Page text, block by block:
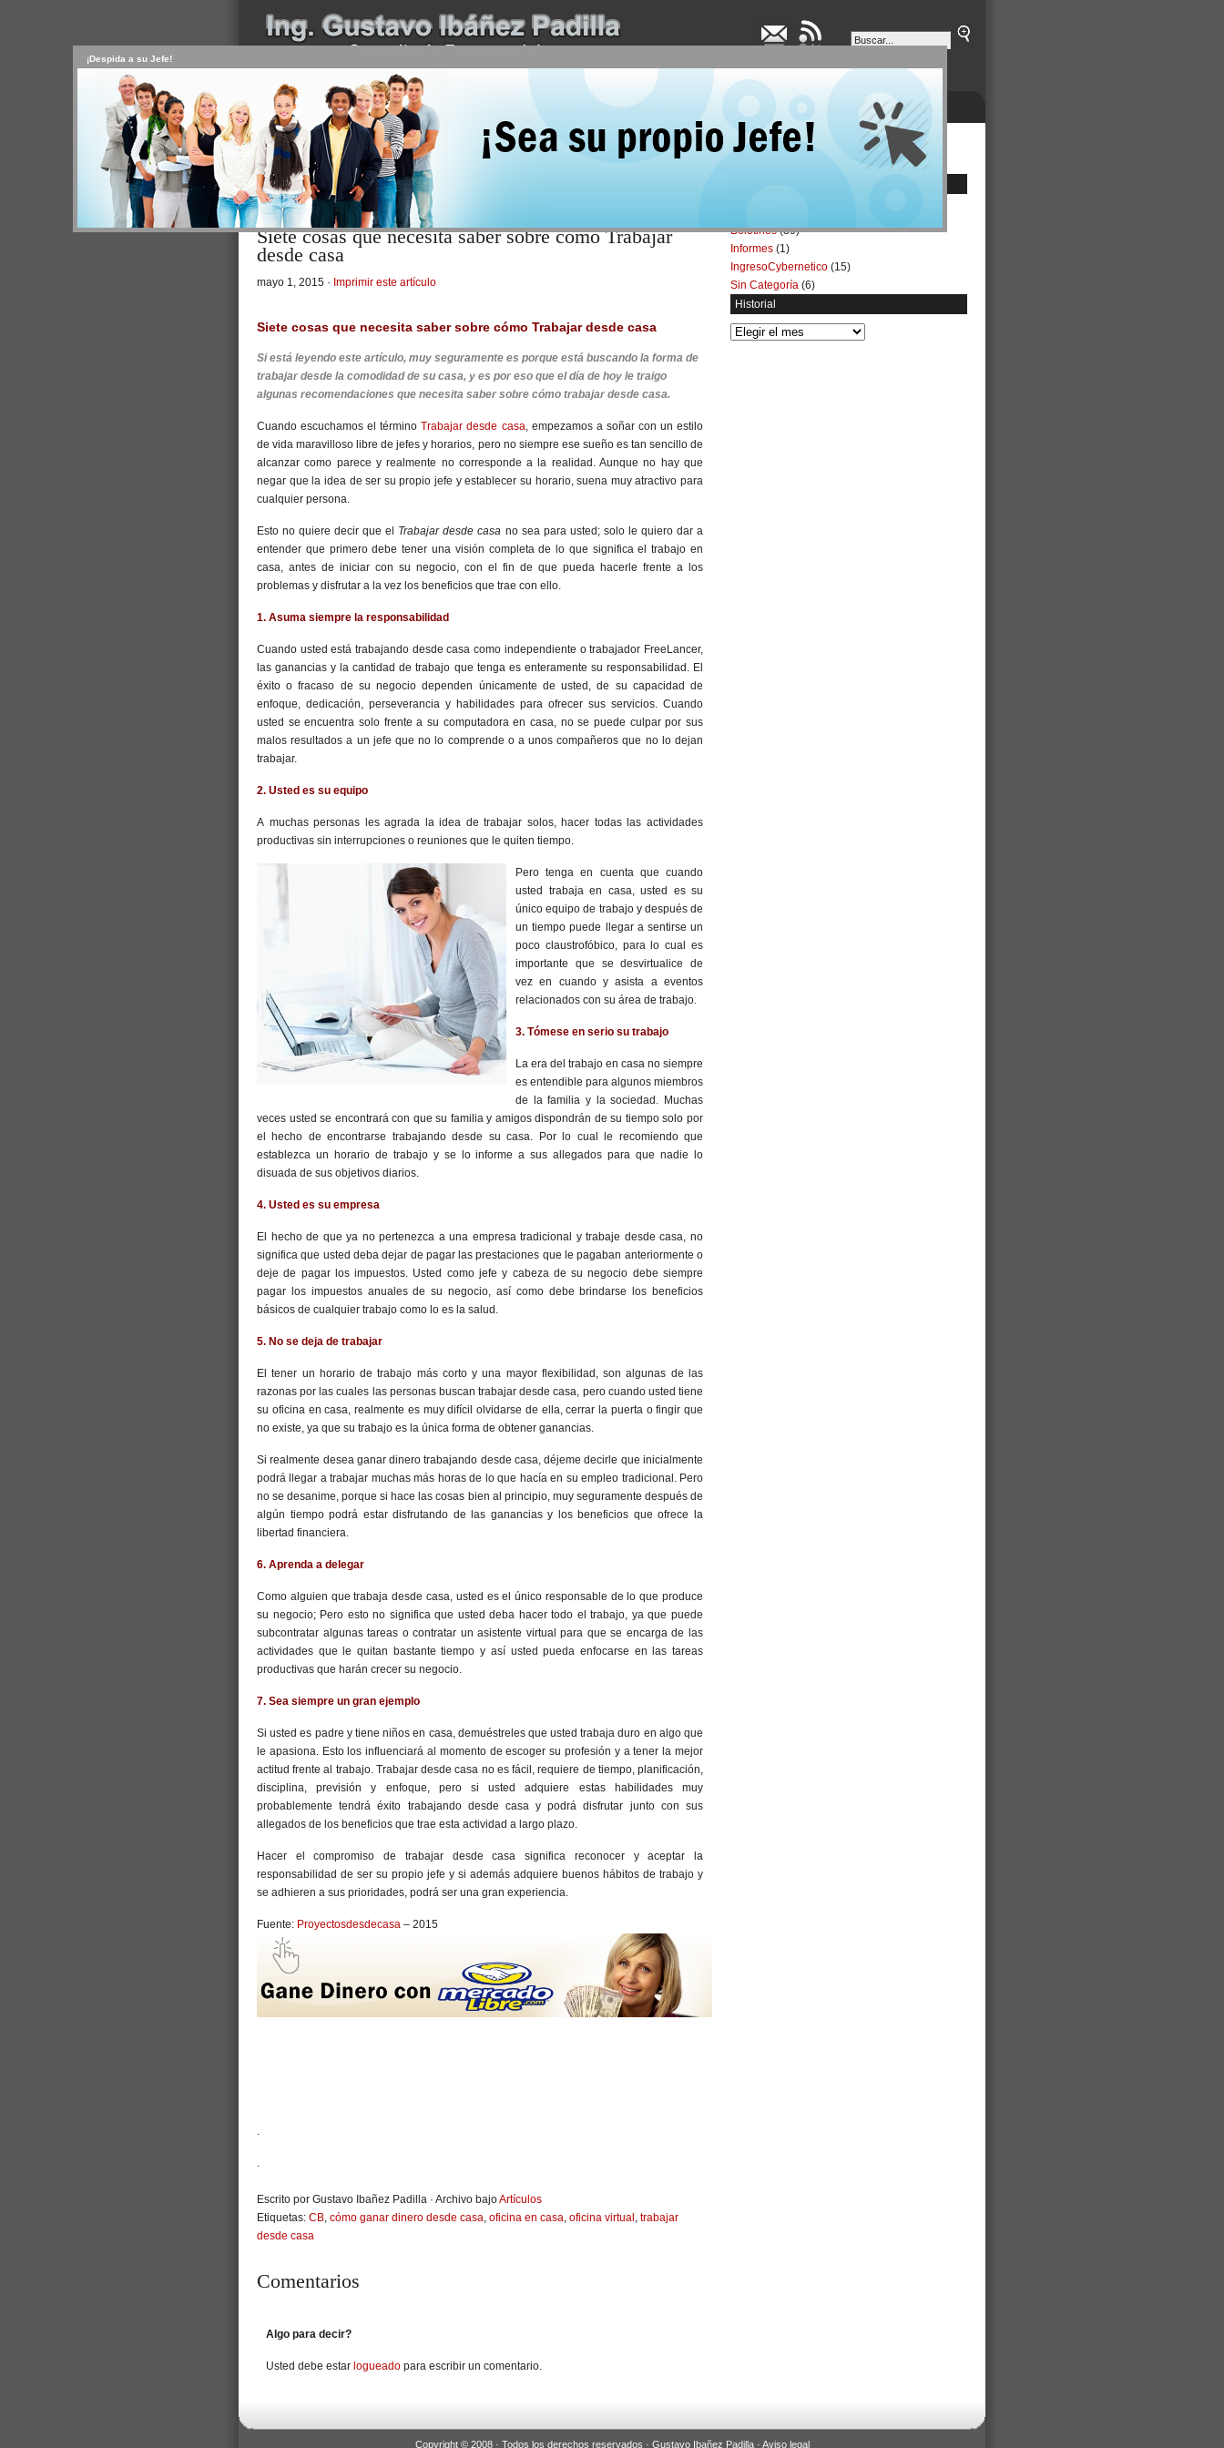
INICIO SERVICIOS PRUDENCIA APLICADA LA CONSULTORA BOLETINES NEGOCIOS
CONTACTO USUARIO
>Inicio/Artículos/ Siete cosas que necesita saber sobre cómo Trabajar desde casa | Economía
Personal
Siete cosas que necesita saber sobre cómo Trabajar
desde casa
mayo 1, 2015 · Imprimir este artículo
Siete cosas que necesita saber sobre cómo Trabajar desde casa
Si está leyendo este artículo, muy seguramente es porque está buscando la forma de
trabajar desde la comodidad de su casa, y es por eso que el día de hoy le traigo
algunas recomendaciones que necesita saber sobre cómo trabajar desde casa.
Cuando escuchamos el términoTrabajar desde casa, empezamos a soñar con un estilo
de vida maravilloso libre de jefes y horarios, pero no siempre ese sueño es tan sencillo de
alcanzar como parece y realmente no corresponde a la realidad. Aunque no hay que
negar que la idea de ser su propio jefe y establecer su horario, suena muy atractivo para
cualquier persona.
Esto no quiere decir que el Trabajar desde casa no sea para usted; solo le quiero dar a
entender que primero debe tener una visión completa de lo que significa el trabajo en
casa, antes de iniciar con su negocio, con el fin de que pueda hacerle frente a los
problemas y disfrutar a la vez los beneficios que trae con ello.
1. Asuma siempre la responsabilidad
Cuando usted está trabajando desde casa como independiente o trabajador FreeLancer,
las ganancias y la cantidad de trabajo que tenga es enteramente su responsabilidad. El
éxito o fracaso de su negocio dependen únicamente de usted, de su capacidad de
enfoque, dedicación, perseverancia y habilidades para ofrecer sus servicios. Cuando
usted se encuentra solo frente a su computadora en casa, no se puede culpar por sus
malos resultados a un jefe que no lo comprende o a unos compañeros que no lo dejan
trabajar.
2. Usted es su equipo
A muchas personas les agrada la idea de trabajar solos, hacer todas las actividades
productivas sin interrupciones o reuniones que le quiten tiempo.
Pero tenga en cuenta que cuando
usted trabaja en casa, usted es su
único equipo de trabajo y después de
un tiempo puede llegar a sentirse un
poco claustrofóbico, para lo cual es
importante que se desvirtualice de
vez en cuando y asista a eventos
relacionados con su área de trabajo.
3. Tómese en serio su trabajo
La era del trabajo en casa no siempre
es entendible para algunos miembros
de la familia y la sociedad. Muchas
veces usted se encontrará con que su familia y amigos dispondrán de su tiempo solo por
el hecho de encontrarse trabajando desde su casa. Por lo cual le recomiendo que
establezca un horario de trabajo y se lo informe a sus allegados para que nadie lo
disuada de sus objetivos diarios.
4. Usted es su empresa
El hecho de que ya no pertenezca a una empresa tradicional y trabaje desde casa, no
significa que usted deba dejar de pagar las prestaciones que le pagaban anteriormente o
deje de pagar los impuestos. Usted como jefe y cabeza de su negocio debe siempre
pagar los impuestos anuales de su negocio, así como debe brindarse los beneficios
básicos de cualquier trabajo como lo es la salud.
5. No se deja de trabajar
El tener un horario de trabajo más corto y una mayor flexibilidad, son algunas de las
razonas por las cuales las personas buscan trabajar desde casa, pero cuando usted tiene
su oficina en casa, realmente es muy difícil olvidarse de ella, cerrar la puerta o fingir que
no existe, ya que su trabajo es la única forma de obtener ganancias.
Si realmente desea ganar dinero trabajando desde casa, déjeme decirle que inicialmente
podrá llegar a trabajar muchas más horas de lo que hacía en su empleo tradicional. Pero
no se desanime, porque si hace las cosas bien al principio, muy seguramente después de
algún tiempo podrá estar disfrutando de las ganancias y los beneficios que ofrece la
libertad financiera.
6. Aprenda a delegar
Como alguien que trabaja desde casa, usted es el único responsable de lo que produce
su negocio; Pero esto no significa que usted deba hacer todo el trabajo, ya que puede
subcontratar algunas tareas o contratar un asistente virtual para que se encarga de las
actividades que le quitan bastante tiempo y así usted pueda enfocarse en las tareas
productivas que harán crecer su negocio.
7. Sea siempre un gran ejemplo
Si usted es padre y tiene niños en casa, demuéstreles que usted trabaja duro en algo que
le apasiona. Esto los influenciará al momento de escoger su profesión y a tener la mejor
actitud frente al trabajo. Trabajar desde casa no es fácil, requiere de tiempo, planificación,
disciplina, previsión y enfoque, pero si usted adquiere estas habilidades muy
probablemente tendrá éxito trabajando desde casa y podrá disfrutar junto con sus
allegados de los beneficios que trae esta actividad a largo plazo.
Hacer el compromiso de trabajar desde casa significa reconocer y aceptar la
responsabilidad de ser su propio jefe y si además adquiere buenos hábitos de trabajo y
se adhieren a sus prioridades, podrá ser una gran experiencia.
Fuente: Proyectosdesdecasa – 2015
.
.
¡Despida a su Jefe!
Escrito por Gustavo Ibañez Padilla · Archivo bajoArtículos
Etiquetas: CB, cómo ganar dinero desde casa, oficina en casa, oficina virtual , trabajar
desde casa
Comentarios
Algo para decir?
Usted debe estar logueado para escribir un comentario.
Boletines(39)
Informes (1)
IngresoCybernetico (15)
Sin Categoría (6)
Historial
Historial
Copyright © 2008 · Todos los derechos reservados · Gustavo Ibañez Padilla · Aviso legal